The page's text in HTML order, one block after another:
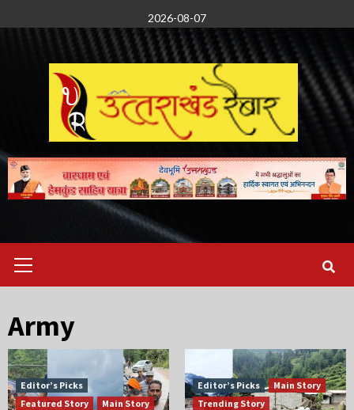
to
2026-08-07
Menu
Army
Editor’s Picks
Featured Story
Main Story
Editor’s Picks
Main Story
Trending Story